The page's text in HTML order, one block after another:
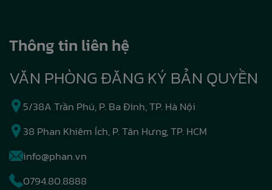
Thông tin liên hệ
VĂN PHÒNG ĐĂNG KÝ BẢN QUYỀN
5/38A Trần Phú, P. Ba Đình, TP. Hà Nội
38 Phan Khiêm Ích, P. Tân Hưng, TP. HCM
info@phan.vn
0794.80.8888